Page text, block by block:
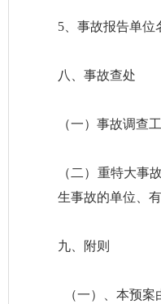
5、事故报告单位
八、事故查处
（一）事故调查
（二）重特大事
生事故的单位、
九、附则
（一）、本预案